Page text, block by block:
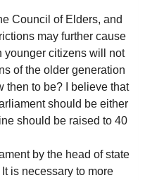
Council of Elders, and
may further cause
younger citizens will not
of the older generation
then to be? I believe that
should be either
should be raised to 40
by the head of state
is necessary to more